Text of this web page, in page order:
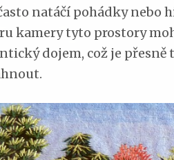
natáčí pohádky nebo
kamery tyto prostory
dojem, což je přesně